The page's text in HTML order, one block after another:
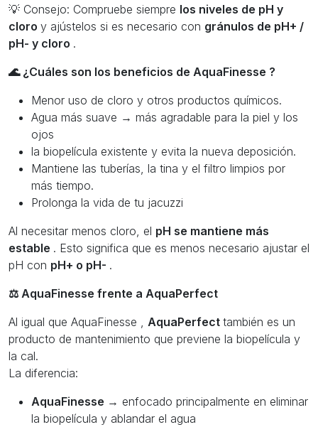
💡 Consejo: Compruebe siempre los niveles de pH y
cloro y ajústelos si es necesario con gránulos de pH+ /
pH- y cloro .
🌊 ¿Cuáles son los beneficios de AquaFinesse ?
Menor uso de cloro y otros productos químicos.
Agua más suave → más agradable para la piel y los
ojos
la biopelícula existente y evita la nueva deposición.
Mantiene las tuberías, la tina y el filtro limpios por
más tiempo.
Prolonga la vida de tu jacuzzi
Al necesitar menos cloro, el pH se mantiene más
estable . Esto significa que es menos necesario ajustar el
pH con pH+ o pH- .
⚖️ AquaFinesse frente a AquaPerfect
Al igual que AquaFinesse , AquaPerfect también es un
producto de mantenimiento que previene la biopelícula y
la cal.
La diferencia:
AquaFinesse → enfocado principalmente en eliminar
la biopelícula y ablandar el agua